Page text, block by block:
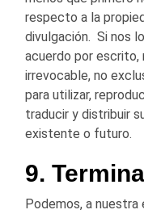
respecto a la
divulgación. Si nos
acuerdo por escrito,
irrevocable, no
para utilizar,
traducir y distribuir
existente o futuro.
9.
Podemos, a